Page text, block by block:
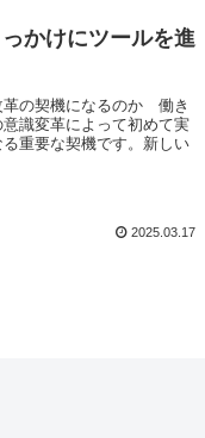
かけにツールを進
革の契機になるのか 働き
識変革によって初めて実
重要な契機です。新しい
2025.03.17